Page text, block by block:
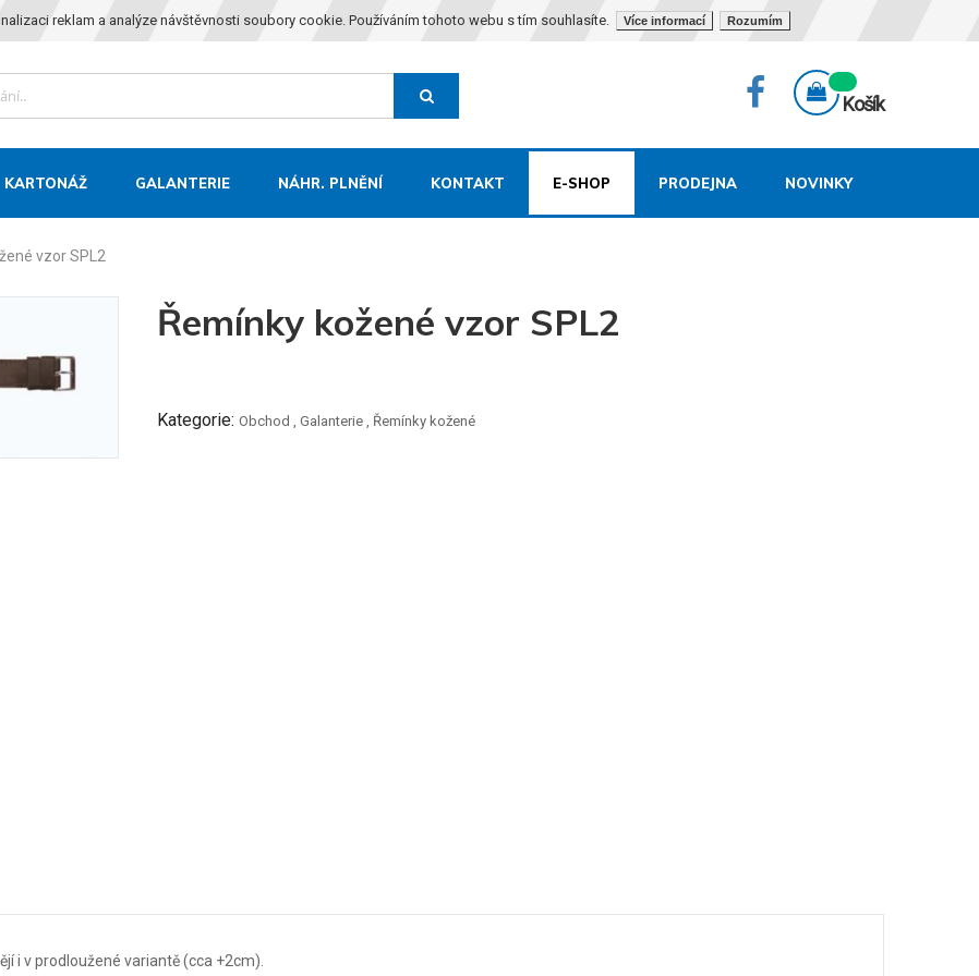
reklam a analýze návštěvnosti soubory cookie. Používáním tohoto webu s tím souhlasíte. Více informací Rozumím
Košík
KARTONÁŽ GALANTERIE NÁHR. PLNĚNÍ KONTAKT E-SHOP PRODEJNA NOVINKY
vzor SPL2
Řemínky kožené vzor SPL2
Kategorie:Obchod ,Galanterie , Řemínky kožené
i v prodloužené variantě (cca +2cm).